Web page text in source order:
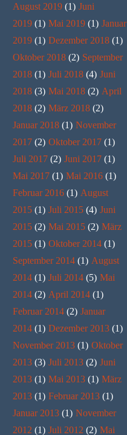
August 2019 (1) Juni
2019 (1) Mai 2019 (1) Januar
2019 (1) Dezember 2018 (1)
Oktober 2018 (2) September
2018 (1) Juli 2018 (4) Juni
2018 (3) Mai 2018 (2) April
2018 (2) März 2018 (2)
Januar 2018 (1) November
2017 (2) Oktober 2017 (1)
Juli 2017 (2) Juni 2017 (1)
Mai 2017 (1) Mai 2016 (1)
Februar 2016 (1) August
2015 (1) Juli 2015 (4) Juni
2015 (2) Mai 2015 (2) März
2015 (1) Oktober 2014 (1)
September 2014 (1) August
2014 (1) Juli 2014 (5) Mai
2014 (2) April 2014 (1)
Februar 2014 (2) Januar
2014 (1) Dezember 2013 (1)
November 2013 (1) Oktober
2013 (3) Juli 2013 (2) Juni
2013 (1) Mai 2013 (1) März
2013 (1) Februar 2013 (1)
Januar 2013 (1) November
2012 (1) Juli 2012 (2) Mai